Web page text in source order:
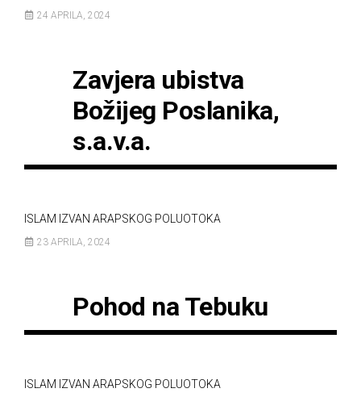
24 APRILA, 2024
Zavjera ubistva
Božijeg Poslanika,
s.a.v.a.
ISLAM IZVAN ARAPSKOG POLUOTOKA
23 APRILA, 2024
Pohod na Tebuku
ISLAM IZVAN ARAPSKOG POLUOTOKA